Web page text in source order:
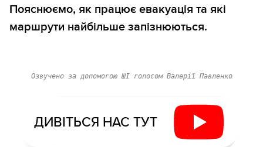
Пояснюємо, як працює евакуація та які
маршрути найбільше запізнюються.
Озвучено за допомогою ШІ голосом Валерії Павленко
ДИВІТЬСЯ НАС ТУТ